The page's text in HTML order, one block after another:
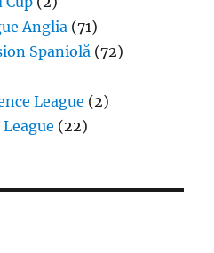
Anglia (71)
Spaniolă (72)
League (2)
(22)